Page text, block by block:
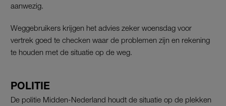
aanwezig.
Weggebruikers krijgen het advies zeker woensdag voor
vertrek goed te checken waar de problemen zijn en rekening
te houden met de situatie op de weg.
POLITIE
De politie Midden-Nederland houdt de situatie op de plekken